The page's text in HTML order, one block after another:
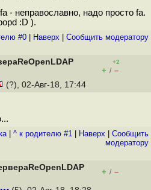
- неправославно, надо просто fa.
:D ).
#0 Наверх Cообщить модератору
+2
+ / –
(?), 02-Авг-18, 17:44
| ^ к родителю #1 Наверх
Cообщить
модератору
+ / –